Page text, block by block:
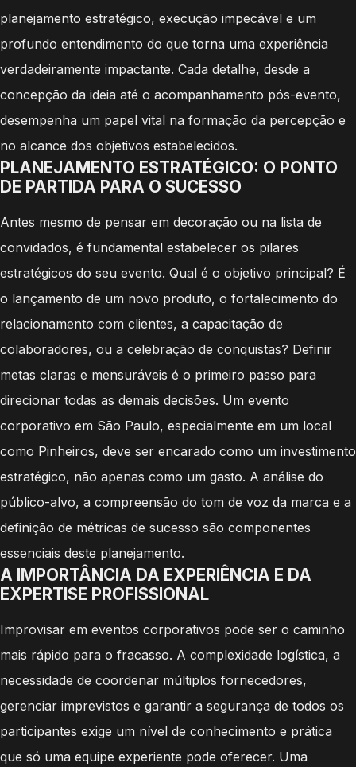
planejamento estratégico, execução impecável e um
profundo entendimento do que torna uma experiência
verdadeiramente impactante. Cada detalhe, desde a
concepção da ideia até o acompanhamento pós-evento,
desempenha um papel vital na formação da percepção e
no alcance dos objetivos estabelecidos.
PLANEJAMENTO ESTRATÉGICO: O PONTO
DE PARTIDA PARA O SUCESSO
Antes mesmo de pensar em decoração ou na lista de
convidados, é fundamental estabelecer os pilares
estratégicos do seu evento. Qual é o objetivo principal? É
o lançamento de um novo produto, o fortalecimento do
relacionamento com clientes, a capacitação de
colaboradores, ou a celebração de conquistas? Definir
metas claras e mensuráveis é o primeiro passo para
direcionar todas as demais decisões. Um evento
corporativo em São Paulo, especialmente em um local
como Pinheiros, deve ser encarado como um investimento
estratégico, não apenas como um gasto. A análise do
público-alvo, a compreensão do tom de voz da marca e a
definição de métricas de sucesso são componentes
essenciais deste planejamento.
A IMPORTÂNCIA DA EXPERIÊNCIA E DA
EXPERTISE PROFISSIONAL
Improvisar em eventos corporativos pode ser o caminho
mais rápido para o fracasso. A complexidade logística, a
necessidade de coordenar múltiplos fornecedores,
gerenciar imprevistos e garantir a segurança de todos os
participantes exige um nível de conhecimento e prática
que só uma equipe experiente pode oferecer. Uma